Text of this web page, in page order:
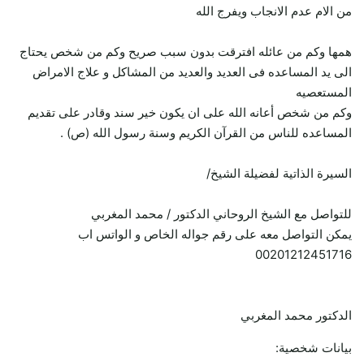
من الام عدم الانجاب ويفرج الله
همها وكم من عائله افترقت بدون سبب صريح وكم من شخص يحتاج
الى يد المساعده فى العديد والعديد من المشاكل و علاج الامراض
المستعصيه
وكم من شخص أعانه الله على ان يكون خير سند وقادر على تقديم
المساعده للناس من القرآن الكريم وسنة رسول الله (ص) .
السيرة الذاتية لفضيلة الشيخ/
للتواصل مع الشيخ الروحاني الدكتور / محمد المغربي
يمكن التواصل معه على رقم جواله الخاص و الواتس اب
00201212451716
الدكتور محمد المغربي
بيانات شخصية: